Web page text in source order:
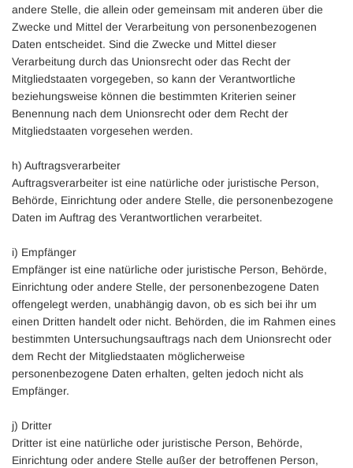
andere Stelle, die allein oder gemeinsam mit anderen über die
Zwecke und Mittel der Verarbeitung von personenbezogenen
Daten entscheidet. Sind die Zwecke und Mittel dieser
Verarbeitung durch das Unionsrecht oder das Recht der
Mitgliedstaaten vorgegeben, so kann der Verantwortliche
beziehungsweise können die bestimmten Kriterien seiner
Benennung nach dem Unionsrecht oder dem Recht der
Mitgliedstaaten vorgesehen werden.
h) Auftragsverarbeiter
Auftragsverarbeiter ist eine natürliche oder juristische Person,
Behörde, Einrichtung oder andere Stelle, die personenbezogene
Daten im Auftrag des Verantwortlichen verarbeitet.
i) Empfänger
Empfänger ist eine natürliche oder juristische Person, Behörde,
Einrichtung oder andere Stelle, der personenbezogene Daten
offengelegt werden, unabhängig davon, ob es sich bei ihr um
einen Dritten handelt oder nicht. Behörden, die im Rahmen eines
bestimmten Untersuchungsauftrags nach dem Unionsrecht oder
dem Recht der Mitgliedstaaten möglicherweise
personenbezogene Daten erhalten, gelten jedoch nicht als
Empfänger.
j) Dritter
Dritter ist eine natürliche oder juristische Person, Behörde,
Einrichtung oder andere Stelle außer der betroffenen Person,